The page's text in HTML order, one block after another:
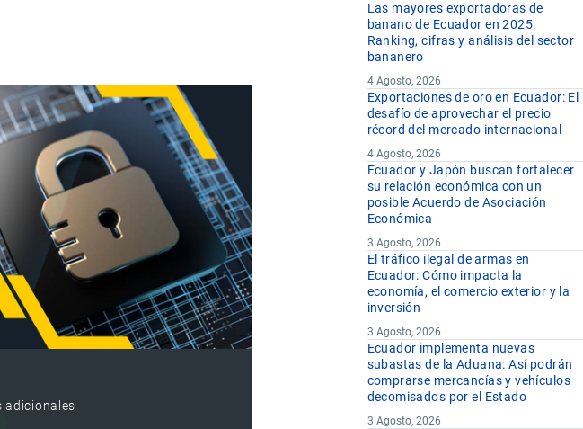
adicionales
Las mayores exportadoras de
banano de Ecuador en 2025:
Ranking, cifras y análisis del sector
bananero
4 Agosto, 2026
Exportaciones de oro en Ecuador: El
desafío de aprovechar el precio
récord del mercado internacional
4 Agosto, 2026
Ecuador y Japón buscan fortalecer
su relación económica con un
posible Acuerdo de Asociación
Económica
3 Agosto, 2026
El tráfico ilegal de armas en
Ecuador: Cómo impacta la
economía, el comercio exterior y la
inversión
3 Agosto, 2026
Ecuador implementa nuevas
subastas de la Aduana: Así podrán
comprarse mercancías y vehículos
decomisados por el Estado
3 Agosto, 2026